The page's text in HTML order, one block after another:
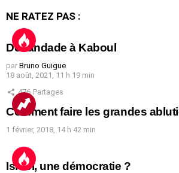
NE RATEZ PAS :
Débandade à Kaboul
par Bruno Guigue
18 août, 2021, 11 h 19 min
476 Partages
Comment faire les grandes
1 février, 2018, 14 h 42 min
Israël, une démocratie ?